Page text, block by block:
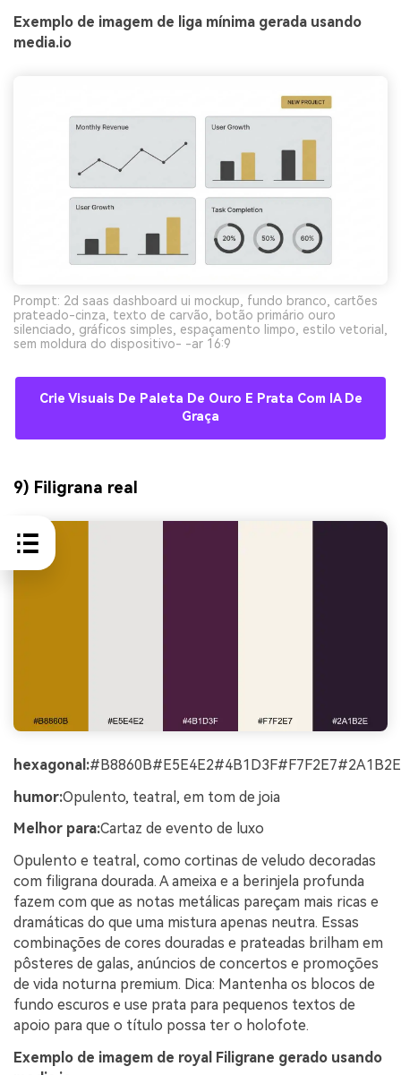
Exemplo de imagem de liga mínima gerada usando
media.io
Prompt: 2d saas dashboard ui mockup, fundo branco, cartões
prateado-cinza, texto de carvão, botão primário ouro
silenciado, gráficos simples, espaçamento limpo, estilo vetorial,
sem moldura do dispositivo- -ar 16:9
Crie Visuais De Paleta De Ouro E Prata Com IA De
Graça
9) Filigrana real
hexagonal:#B8860B#E5E4E2#4B1D3F#F7F2E7#2A1B2E
humor:Opulento, teatral, em tom de joia
Melhor para:Cartaz de evento de luxo
Opulento e teatral, como cortinas de veludo decoradas
com filigrana dourada. A ameixa e a berinjela profunda
fazem com que as notas metálicas pareçam mais ricas e
dramáticas do que uma mistura apenas neutra. Essas
combinações de cores douradas e prateadas brilham em
pôsteres de galas, anúncios de concertos e promoções
de vida noturna premium. Dica: Mantenha os blocos de
fundo escuros e use prata para pequenos textos de
apoio para que o título possa ter o holofote.
Exemplo de imagem de royal Filigrane gerado usando